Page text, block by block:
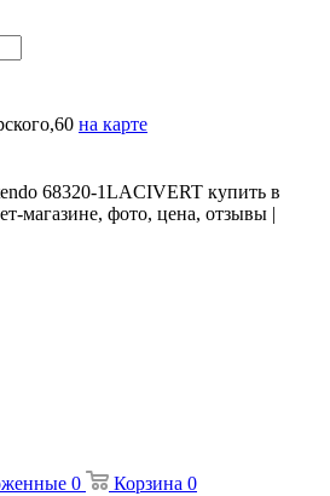
на карте
68320-1LACIVERT купить в
магазине, фото, цена, отзывы |
0 Корзина 0